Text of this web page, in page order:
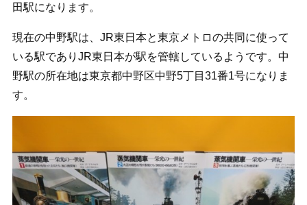
田駅になります。
現在の中野駅は、JR東日本と東京メトロの共同に使って
いる駅でありJR東日本が駅を管轄しているようです。中
野駅の所在地は東京都中野区中野5丁目31番1号になりま
す。